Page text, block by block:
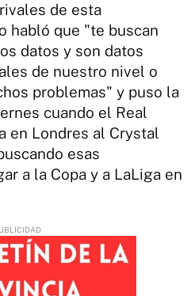
de esta
habló que "te buscan
datos y son datos
de nuestro nivel o
problemas" y puso la
cuando el Real
en Londres al Crystal
esas
a la Copa y a LaLiga en